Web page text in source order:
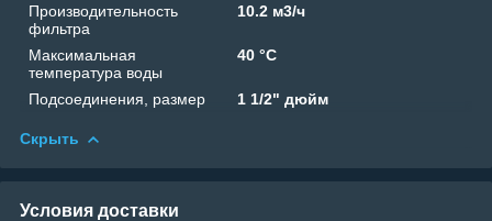
Производительность
фильтра
10.2 м3/ч
Максимальная
температура воды
40 °C
Подсоединения, размер 1 1/2" дюйм
Скрыть
Условия доставки